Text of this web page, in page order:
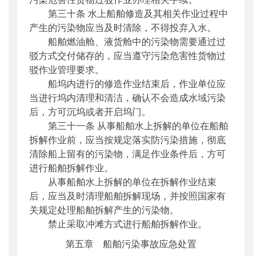
第三十条 水上船舶修造及其相关作业过程中
产生的污染物应当及时清除，不得投弃入水。
船舶燃油舱、液货舱中的污染物需要通过过
驳方式交付储存的，应当遵守污染危害性货物过
驳作业管理要求。
船坞内进行的修造作业结束后，作业单位应
当进行坞内清理和清洁，确认不会造成水域污染
后，方可沉坞或者开启坞门。
第三十一条 从事船舶水上拆解的单位在船舶
拆解作业前，应当按规定落实防污染措施，彻底
清除船上留有的污染物，满足作业条件后，方可
进行船舶拆解作业。
从事船舶水上拆解的单位在拆解作业结束
后，应当及时清理船舶拆解现场，并按照国家有
关规定处理船舶拆解产生的污染物。
禁止采取冲滩方式进行船舶拆解作业。
第五章 船舶污染事故应急处置